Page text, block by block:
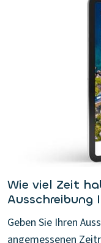
Wie viel Zeit
Ausschreibung
Geben Sie Ihren
angemessenen